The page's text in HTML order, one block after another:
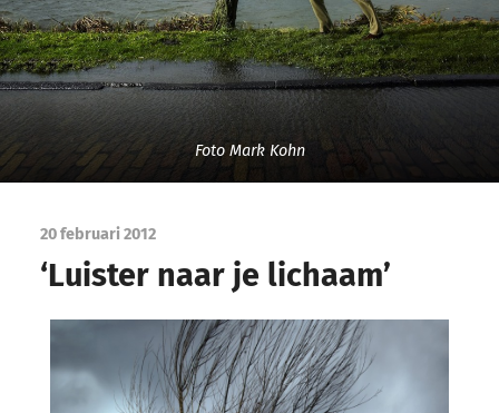
Foto Mark Kohn
20 februari 2012
‘Luister naar je lichaam’